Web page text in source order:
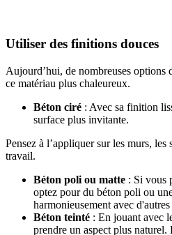
Utiliser des finitions douces
Aujourd’hui, de nombreuses options
ce matériau plus chaleureux.
Béton ciré : Avec sa finition
surface plus invitante.
Pensez à l’appliquer sur les murs, les
travail.
Béton poli ou matte : Si vous
optez pour du béton poli ou
harmonieusement avec
Béton teinté : En jouant avec
prendre un aspect plus naturel.